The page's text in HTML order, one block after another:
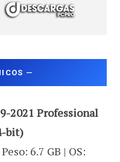
—
2021 Professional
bit)
6.7 GB | OS: